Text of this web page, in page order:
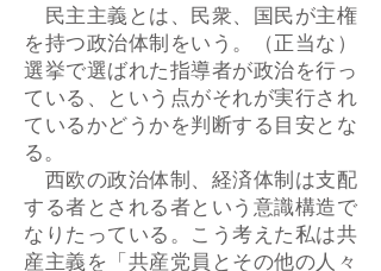
民主主義とは、民衆、国民が主権
を持つ政治体制をいう。（正当な）
選挙で選ばれた指導者が政治を行っ
ている、という点がそれが実行され
ているかどうかを判断する目安とな
る。
西欧の政治体制、経済体制は支配
する者とされる者という意識構造で
なりたっている。こう考えた私は共